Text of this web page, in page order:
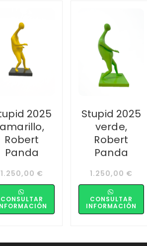
2025
amarillo,
Robert
Panda
1.250,00 €
CONSULTAR
Stupid 2025
verde,
Robert
Panda
1.250,00 €
CONSULTAR
INFORMACIÓN